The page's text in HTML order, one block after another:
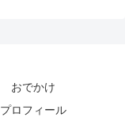
おでかけ
プロフィール